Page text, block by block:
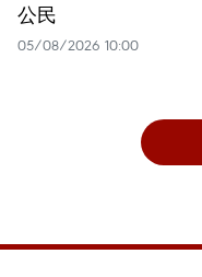
公民
05/08/2026 10:00